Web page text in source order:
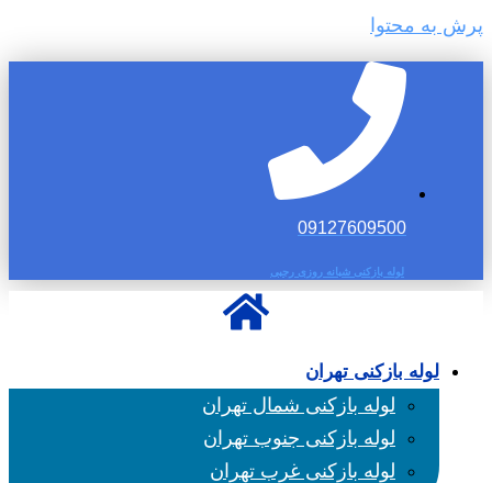
پرش به محتوا
09127609500
لوله بازکنی شبانه روزی رجبی
لوله بازکنی تهران
لوله بازکنی شمال تهران
لوله بازکنی جنوب تهران
لوله بازکنی غرب تهران